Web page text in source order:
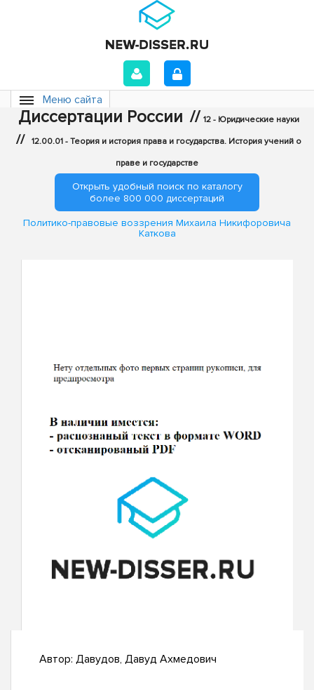
Меню сайта
Диссертации России // 12 - Юридические науки
// 12.00.01 - Теория и история права и государства. История учений о
праве и государстве
Открыть удобный поиск по каталогу
более 800 000 диссертаций
Политико-правовые воззрения Михаила Никифоровича
Каткова
Автор: Давудов, Давуд Ахмедович